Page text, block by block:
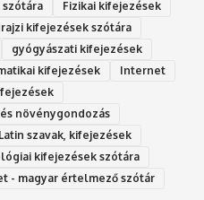
szótára
Fizikai kifejezések
kifejezések szótára
gyógyászati kifejezések
kifejezések
Internet
növénygondozás
Latin szavak, kifejezések
kifejezések szótára
- magyar értelmező szótár